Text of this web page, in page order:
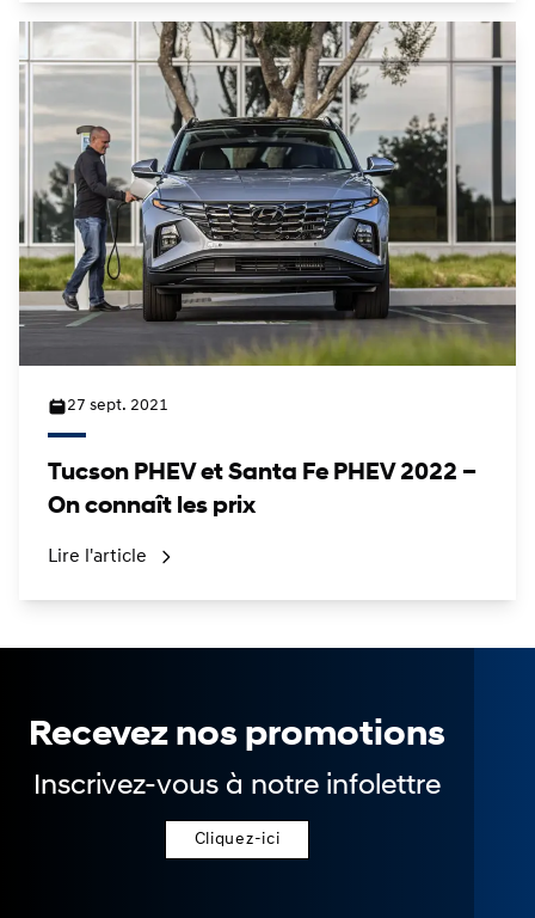
27 sept. 2021
Tucson PHEV et Santa Fe PHEV 2022 –
On connaît les prix
Lire l'article
Recevez nos promotions
Inscrivez-vous à notre infolettre
Cliquez-ici